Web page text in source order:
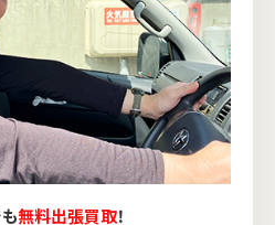
無料出張買取！